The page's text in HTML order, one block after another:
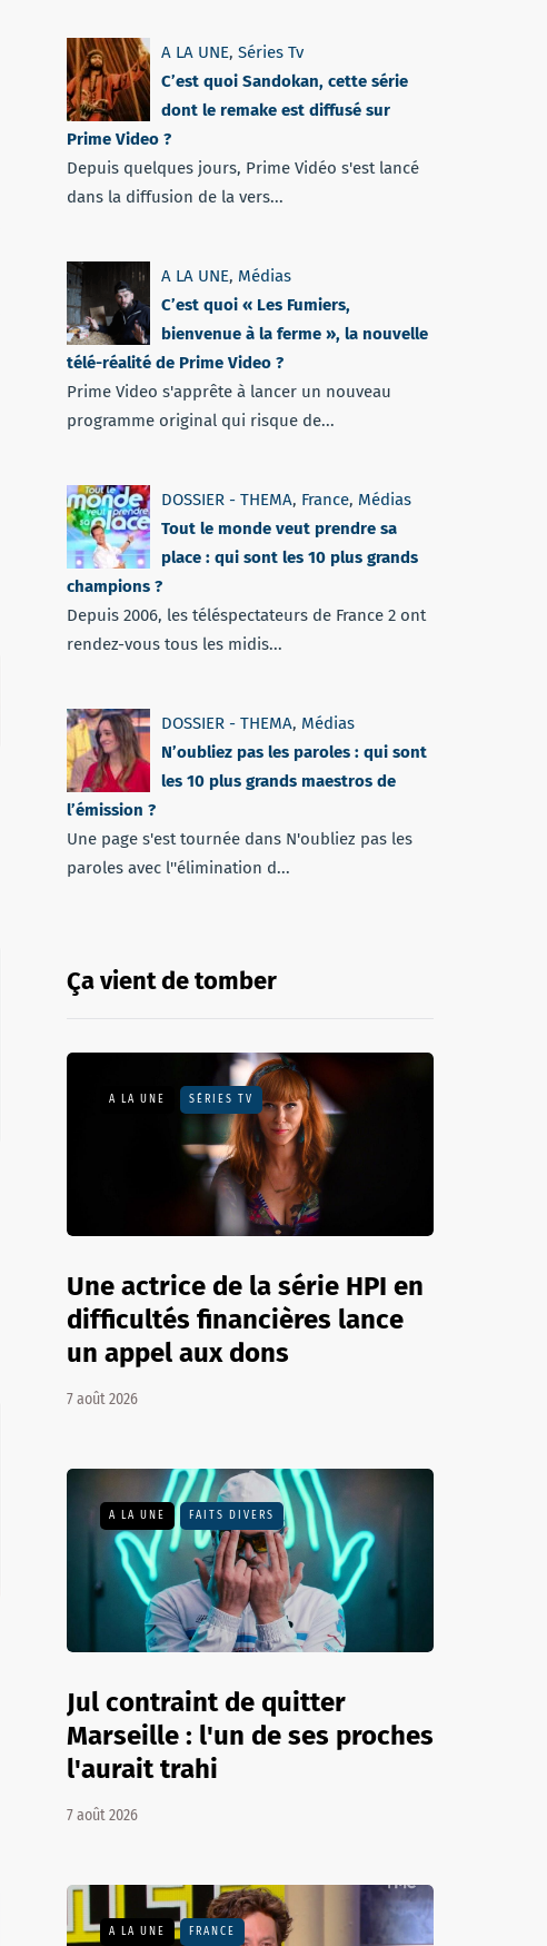
A LA UNE, Séries Tv
C’est quoi Sandokan, cette série
dont le remake est diffusé sur
Prime Video ?
Depuis quelques jours, Prime Vidéo s'est lancé
dans la diffusion de la vers...
A LA UNE, Médias
C’est quoi « Les Fumiers,
bienvenue à la ferme », la nouvelle
télé-réalité de Prime Video ?
Prime Video s'apprête à lancer un nouveau
programme original qui risque de...
DOSSIER - THEMA, France, Médias
Tout le monde veut prendre sa
place : qui sont les 10 plus grands
champions ?
Depuis 2006, les téléspectateurs de France 2 ont
rendez-vous tous les midis...
DOSSIER - THEMA, Médias
N’oubliez pas les paroles : qui sont
les 10 plus grands maestros de
l’émission ?
Une page s'est tournée dans N'oubliez pas les
paroles avec l''élimination d...
Ça vient de tomber
A LA UNE SÉRIES TV
Une actrice de la série HPI en
difficultés financières lance
un appel aux dons
7 août 2026
A LA UNE FAITS DIVERS
Jul contraint de quitter
Marseille : l'un de ses proches
l'aurait trahi
7 août 2026
A LA UNE FRANCE